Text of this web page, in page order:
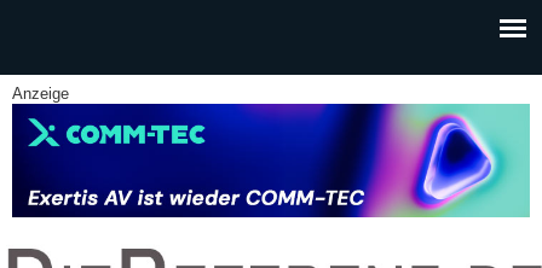
Anzeige